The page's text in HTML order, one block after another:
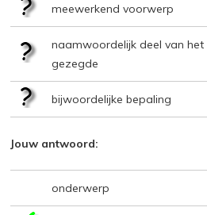
meewerkend voorwerp
naamwoordelijk deel van
gezegde
bijwoordelijke bepaling
Jouw antwoord:
onderwerp